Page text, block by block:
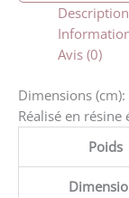
petite
plante
(plusieurs
coloris)
Description
Avis (0)
Dimensions
Réalisé en
Poids